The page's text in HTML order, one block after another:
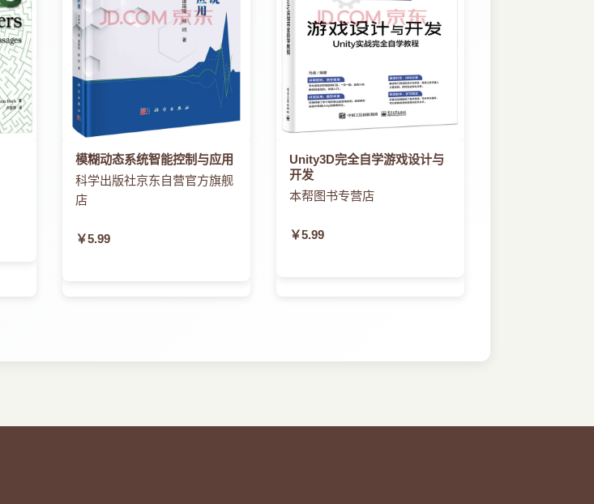
模糊动态系统智能控制与应用
科学出版社京东自营官方旗舰
店
￥5.99
Unity3D完全自学游戏设计与
开发
本帮图书专营店
￥5.99